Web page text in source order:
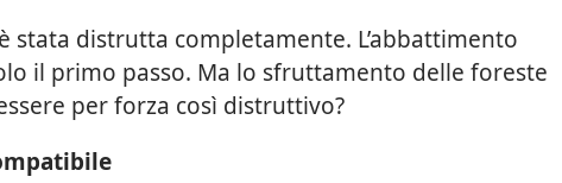
stata distrutta completamente. L’abbattimento
il primo passo. Ma lo sfruttamento delle foreste
per forza così distruttivo?